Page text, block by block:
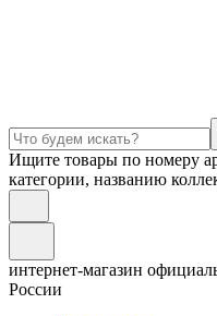
Ищите товары по номеру
категории, названию
интернет-магазин
России